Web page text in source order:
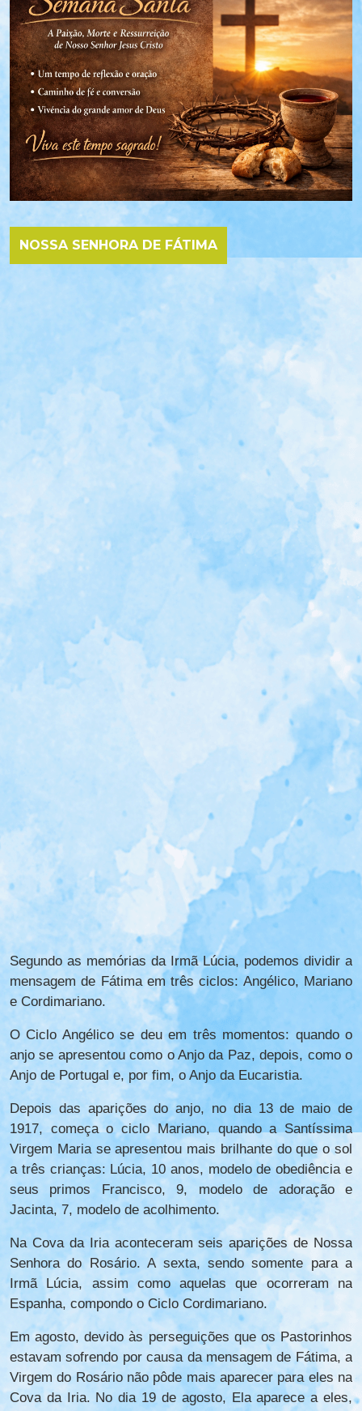
NOSSA SENHORA DE FÁTIMA
Segundo as memórias da Irmã Lúcia, podemos dividir a
mensagem de Fátima em três ciclos: Angélico, Mariano
e Cordimariano.
O Ciclo Angélico se deu em três momentos: quando o
anjo se apresentou como o Anjo da Paz, depois, como o
Anjo de Portugal e, por fim, o Anjo da Eucaristia.
Depois das aparições do anjo, no dia 13 de maio de
1917, começa o ciclo Mariano, quando a Santíssima
Virgem Maria se apresentou mais brilhante do que o sol
a três crianças: Lúcia, 10 anos, modelo de obediência e
seus primos Francisco, 9, modelo de adoração e
Jacinta, 7, modelo de acolhimento.
Na Cova da Iria aconteceram seis aparições de Nossa
Senhora do Rosário. A sexta, sendo somente para a
Irmã Lúcia, assim como aquelas que ocorreram na
Espanha, compondo o Ciclo Cordimariano.
Em agosto, devido às perseguições que os Pastorinhos
estavam sofrendo por causa da mensagem de Fátima, a
Virgem do Rosário não pôde mais aparecer para eles na
Cova da Iria. No dia 19 de agosto, Ela aparece a eles,